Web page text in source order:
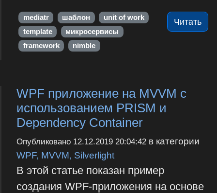
Читать
mediatr шаблон
unit of work
template
микросервисы
framework
nimble
WPF приложение на MVVM с
использованием PRISM и
Dependency Container
Опубликовано 12.12.2019 20:04:42в категории
WPF, MVVM, Silverlight
В этой статье показан пример
создания WPF-приложения на основе